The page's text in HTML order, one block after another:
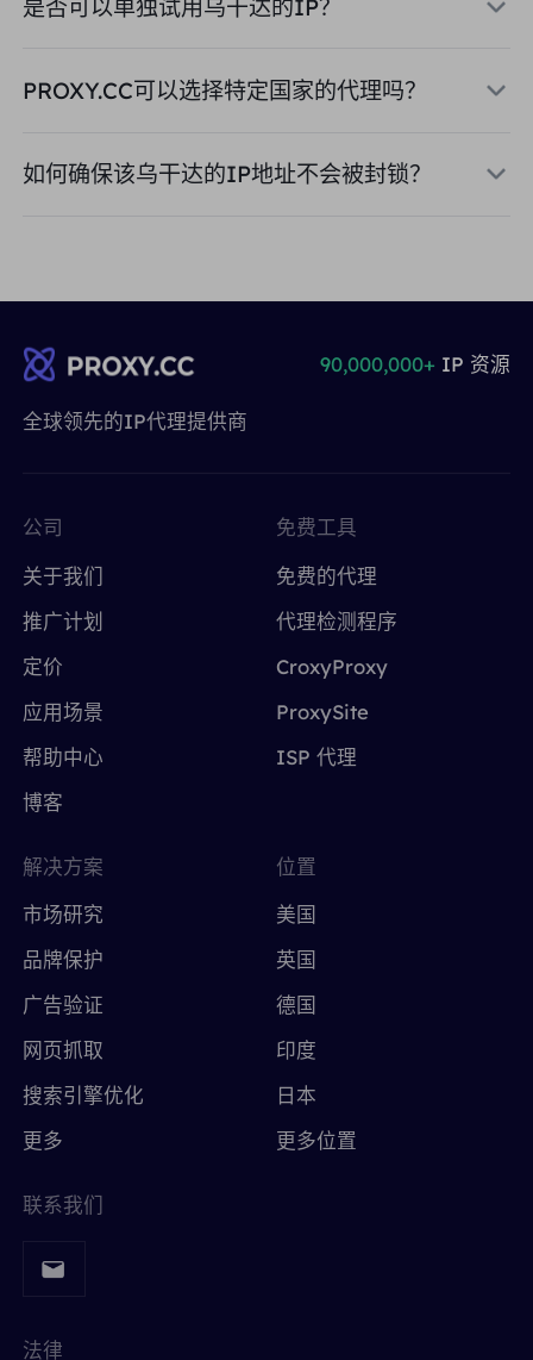
是否可以单独试用乌干达的IP？
PROXY.CC可以选择特定国家的代理吗？
如何确保该乌干达的IP地址不会被封锁？
全球领先的IP代理提供商
90,000,000+ IP 资源
公司
关于我们
推广计划
定价
应用场景
帮助中心
博客
免费工具
免费的代理
代理检测程序
CroxyProxy
ProxySite
ISP 代理
解决方案
市场研究
品牌保护
广告验证
网页抓取
搜索引擎优化
更多
位置
美国
英国
德国
印度
日本
更多位置
联系我们
法律